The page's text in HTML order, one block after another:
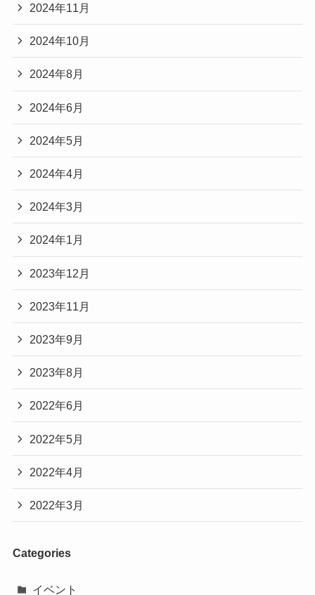
2024年11月
2024年10月
2024年8月
2024年6月
2024年5月
2024年4月
2024年3月
2024年1月
2023年12月
2023年11月
2023年9月
2023年8月
2022年6月
2022年5月
2022年4月
2022年3月
Categories
イベント